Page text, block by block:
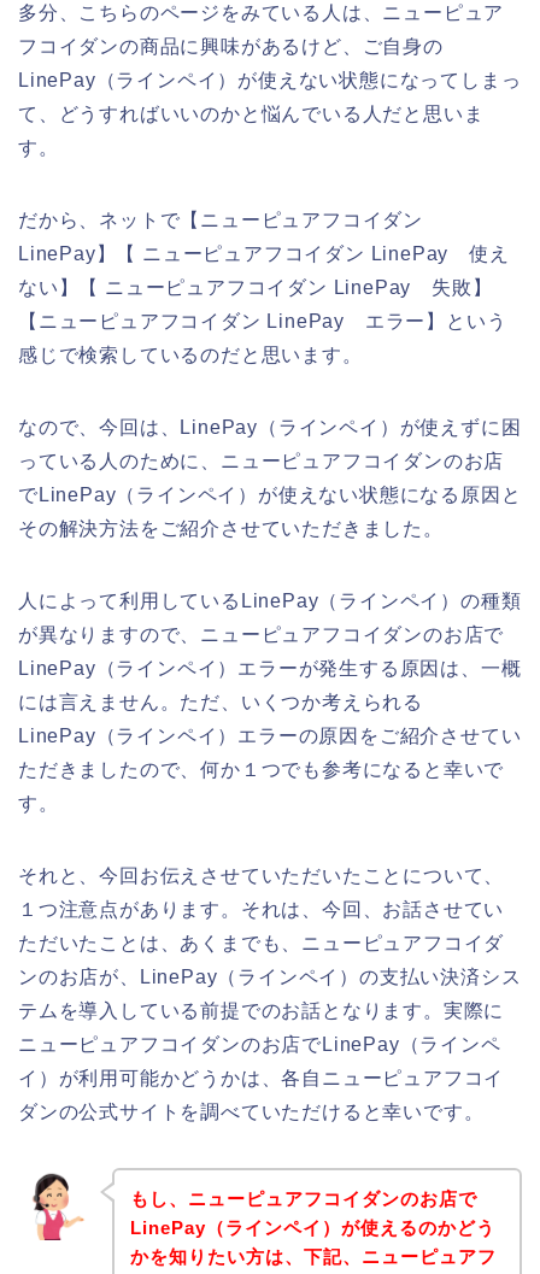
多分、こちらのページをみている人は、ニューピュア
フコイダンの商品に興味があるけど、ご自身の
LinePay（ラインペイ）が使えない状態になってしまっ
て、どうすればいいのかと悩んでいる人だと思いま
す。
だから、ネットで【ニューピュアフコイダン
LinePay】【 ニューピュアフコイダン LinePay 使え
ない】【 ニューピュアフコイダン LinePay 失敗】
【ニューピュアフコイダン LinePay エラー】という
感じで検索しているのだと思います。
なので、今回は、LinePay（ラインペイ）が使えずに困
っている人のために、ニューピュアフコイダンのお店
でLinePay（ラインペイ）が使えない状態になる原因と
その解決方法をご紹介させていただきました。
人によって利用しているLinePay（ラインペイ）の種類
が異なりますので、ニューピュアフコイダンのお店で
LinePay（ラインペイ）エラーが発生する原因は、一概
には言えません。ただ、いくつか考えられる
LinePay（ラインペイ）エラーの原因をご紹介させてい
ただきましたので、何か１つでも参考になると幸いで
す。
それと、今回お伝えさせていただいたことについて、
１つ注意点があります。それは、今回、お話させてい
ただいたことは、あくまでも、ニューピュアフコイダ
ンのお店が、LinePay（ラインペイ）の支払い決済シス
テムを導入している前提でのお話となります。実際に
ニューピュアフコイダンのお店でLinePay（ラインペ
イ）が利用可能かどうかは、各自ニューピュアフコイ
ダンの公式サイトを調べていただけると幸いです。
もし、ニューピュアフコイダンのお店で
LinePay（ラインペイ）が使えるのかどう
かを知りたい方は、下記、ニューピュアフ